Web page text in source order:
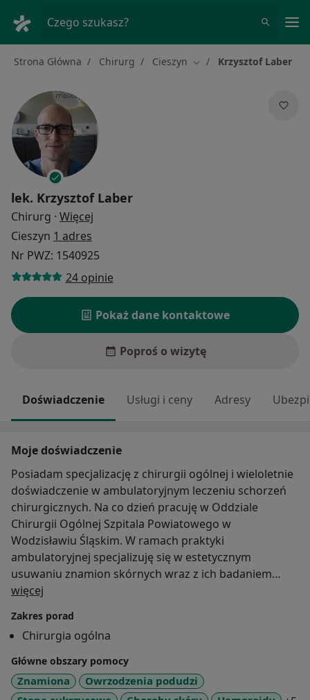
Czego szukasz?
Strona Główna Chirurg Cieszyn Zmień miasto
Krzysztof Laber
lek. Krzysztof Laber
Chirurg · Więcej
Cieszyn 1 adres
Nr PWZ: 1540925
24 opinie
Pokaż dane kontaktowe
Poproś o wizytę
Doświadczenie Usługi i ceny Adresy
Moje doświadczenie
Posiadam specjalizację z chirurgii ogólnej i wieloletnie
doświadczenie w ambulatoryjnym leczeniu schorzeń
chirurgicznych. Na co dzień pracuję w Oddziale
Chirurgii Ogólnej Szpitala Powiatowego w
Wodzisławiu Śląskim. W ramach praktyki
ambulatoryjnej specjalizuję się w estetycznym
usuwaniu znamion skórnych wraz z ich badaniem
histopatologicznym i oceną stopnia ich złośliwości,
znamiona skórne.
Dodatkowo posiadam wieloletnie doświadczenie w
leczeniu trudnych, niegojących się ran i owrzodzeń, w
tym owrzodzeń będących komponentą tak zwanej
więcej
Zakres porad
Chirurgia ogólna
Główne obszary pomocy
Znamiona
Owrzodzenia podudzi